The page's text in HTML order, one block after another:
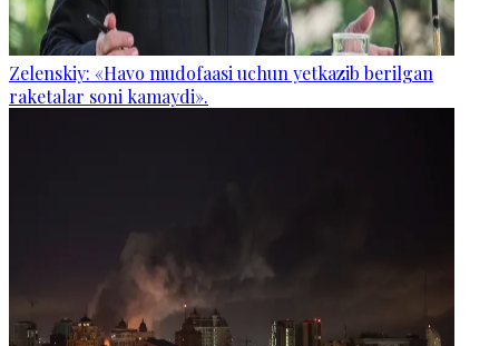
Zelenskiy: «Havo mudofaasi uchun yetkazib berilgan
raketalar soni kamaydi».